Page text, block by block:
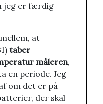
jeg er færdig
at
taber
måleren,
en periode. Jeg
om det er på
der skal